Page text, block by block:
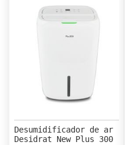
Desumidificador de ar
Desidrat New Plus 300